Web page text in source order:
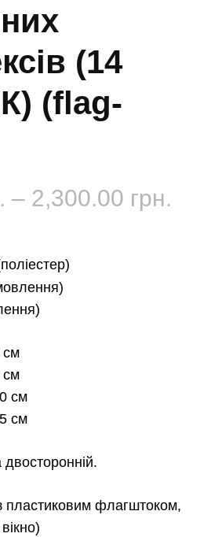
(14
(flag-
– 2,300.00 грн.
см
см
см
см
пластиковим флагштоком,